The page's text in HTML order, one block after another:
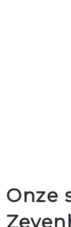
Onze